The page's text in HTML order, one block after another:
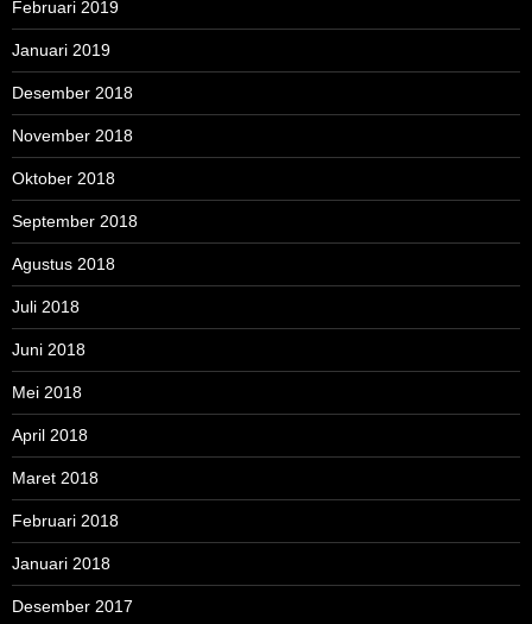
Februari 2019
Januari 2019
Desember 2018
November 2018
Oktober 2018
September 2018
Agustus 2018
Juli 2018
Juni 2018
Mei 2018
April 2018
Maret 2018
Februari 2018
Januari 2018
Desember 2017